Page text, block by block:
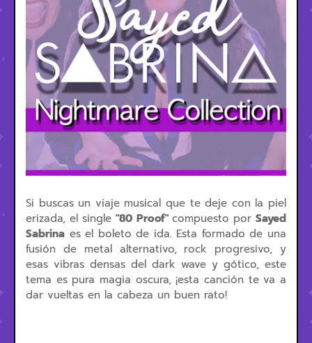
Si buscas un viaje musical que te deje con la piel
erizada, el single"80 Proof" compuesto porSayed
Sabrina es el boleto de ida. Esta formado de una
fusión de metal alternativo, rock progresivo, y
esas vibras densas del dark wave y gótico, este
tema es pura magia oscura, ¡esta canción te va a
dar vueltas en la cabeza un buen rato!